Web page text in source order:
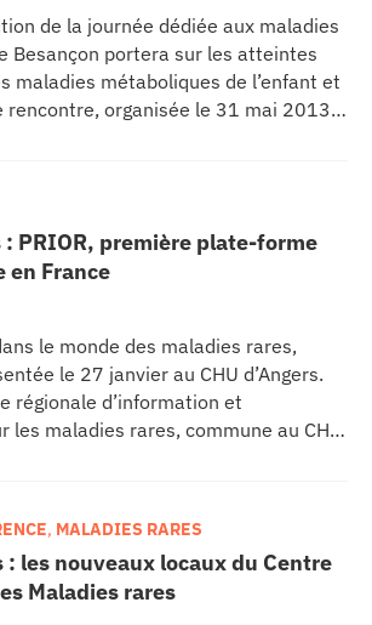
de la journée dédiée aux maladies
Besançon portera sur les atteintes
maladies métaboliques de l’enfant et
rencontre, organisée le 31 mai 2013,
: PRIOR, première plate-forme
en France
le monde des maladies rares,
le 27 janvier au CHU d’Angers.
régionale d’information et
les maladies rares, commune au CHU
sont concernées dans les
: les nouveaux locaux du Centre
Maladies rares
, MALADIES RARES